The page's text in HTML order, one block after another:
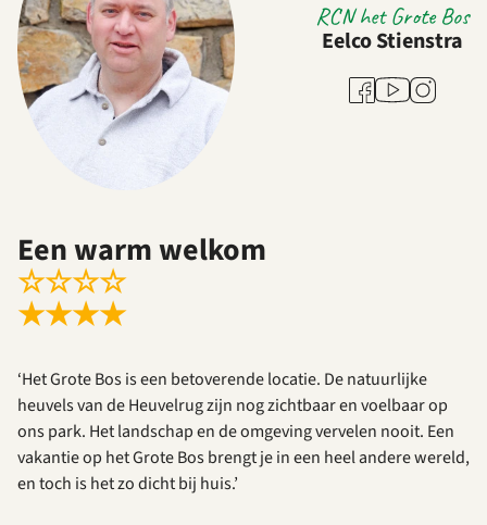
RCN het Grote Bos
Eelco Stienstra
Facebook
YoutubeInstagram
Een warm welkom
☆☆☆☆
★★★★
‘Het Grote Bos is een betoverende locatie. De natuurlijke
heuvels van de Heuvelrug zijn nog zichtbaar en voelbaar op
ons park. Het landschap en de omgeving vervelen nooit. Een
vakantie op het Grote Bos brengt je in een heel andere wereld,
en toch is het zo dicht bij huis.’